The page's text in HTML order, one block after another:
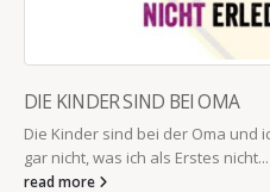
DIE KINDER SIND BEI OMA
Die Kinder sind bei der Oma und
gar nicht, was ich als Erstes nicht...
read more